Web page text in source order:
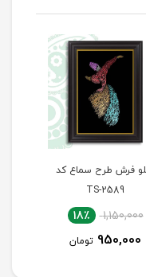
تابلو فرش طرح پله‌های
سعادت کد TS-2588
1,700,000 18٪
1,400,000 تومان